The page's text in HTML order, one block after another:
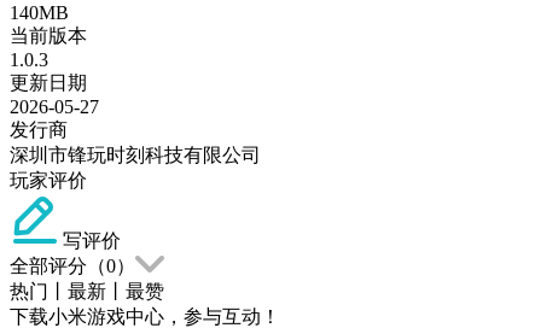
140MB
当前版本
1.0.3
更新日期
2026-05-27
发行商
深圳市锋玩时刻科技有限公司
玩家评价
写评价
全部评分（0）
热门
最新
最赞
下载小米游戏中心，参与互动！